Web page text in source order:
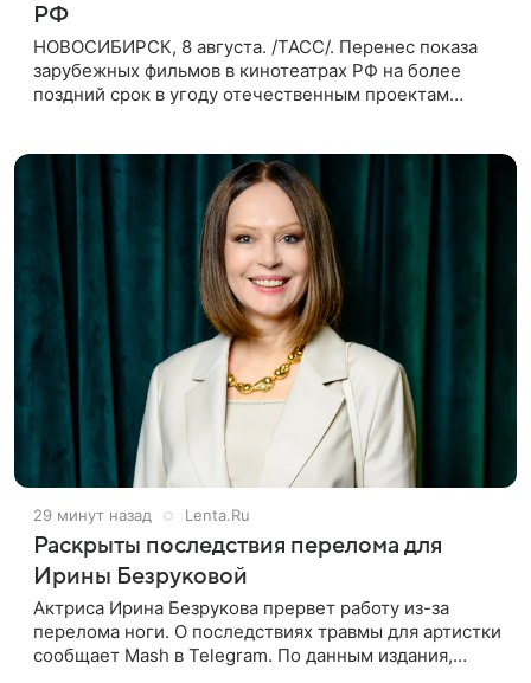
РФ
НОВОСИБИРСК, 8 августа. /ТАСС/. Перенес показа
зарубежных фильмов в кинотеатрах РФ на более
поздний срок в угоду отечественным проектам
29 минут назад Lenta.Ru
Раскрыты последствия перелома для
Ирины Безруковой
Актриса Ирина Безрукова прервет работу из-за
перелома ноги. О последствиях травмы для артистки
сообщает Mash в Telegram. По данным издания,